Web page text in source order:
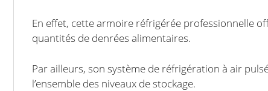
En effet, cette armoire réfrigérée professionnelle
quantités de denrées alimentaires.
Par ailleurs, son système de réfrigération à air
l’ensemble des niveaux de stockage.